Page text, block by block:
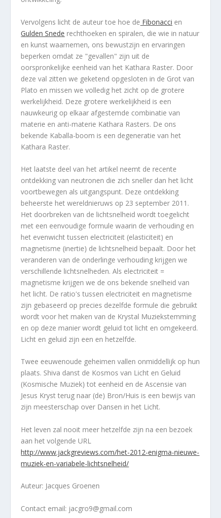
Vervolgens licht de auteur toe hoe de Fibonacci en
Gulden Snede rechthoeken en spiralen, die wie in natuur
en kunst waarnemen, ons bewustzijn en ervaringen
beperken omdat ze "gevallen" zijn uit de
oorspronkelijke eenheid van het Kathara Raster. Door
deze val zitten we geketend opgesloten in de Grot van
Plato en missen we volledig het zicht op de grotere
werkelijkheid. Deze grotere werkelijkheid is een
nauwkeurig op elkaar afgestemde combinatie van
materie en anti-materie Kathara Rasters. De ons
bekende Kaballa-boom is een degeneratie van het
Kathara Raster.
Het laatste deel van het artikel neemt de recente
ontdekking van neutronen die zich sneller dan het licht
voortbewegen als uitgangspunt. Deze ontdekking
beheerste het wereldnieruws op 23 september 2011.
Het doorbreken van de lichtsnelheid wordt toegelicht
met een eenvoudige formule waarin de verhouding en
het evenwicht tussen electriciteit (elasticiteit) en
magnetisme (inertie) de lichtsnelheid bepaalt. Door het
veranderen van de onderlinge verhouding krijgen we
verschillende lichtsnelheden. Als electriciteit =
magnetisme krijgen we de ons bekende snelheid van
het licht. De ratio's tussen electriciteit en magnetisme
zijn gebaseerd op precies dezelfde formule die gebruikt
wordt voor het maken van de Krystal Muziekstemming
en op deze manier wordt geluid tot licht en omgekeerd.
Licht en geluid zijn een en hetzelfde.
Twee eeuwenoude geheimen vallen onmiddellijk op hun
plaats. Shiva danst de Kosmos van Licht en Geluid
(Kosmische Muziek) tot eenheid en de Ascensie van
Jesus Kryst terug naar (de) Bron/Huis is een bewijs van
zijn meesterschap over Dansen in het Licht.
Het leven zal nooit meer hetzelfde zijn na een bezoek
aan het volgende URL
http://www.jackgreviews.com/het-2012-enigma-nieuwe-
muziek-en-variabele-lichtsnelheid/
Auteur: Jacques Groenen
Contact email: jacgro9@gmail.com